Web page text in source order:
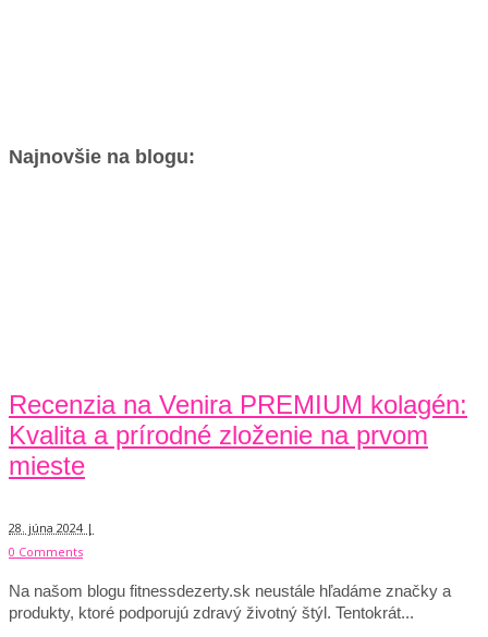
Najnovšie na blogu:
Recenzia na Venira PREMIUM kolagén:
Kvalita a prírodné zloženie na prvom
mieste
28. júna 2024 |
0 Comments
Na našom blogu fitnessdezerty.sk neustále hľadáme značky a
produkty, ktoré podporujú zdravý životný štýl. Tentokrát...